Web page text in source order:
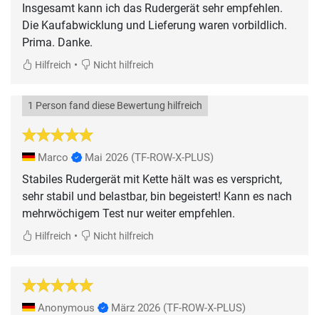
Insgesamt kann ich das Rudergerät sehr empfehlen.
Die Kaufabwicklung und Lieferung waren vorbildlich.
Prima. Danke.
Hilfreich • Nicht hilfreich
1 Person fand diese Bewertung hilfreich
Marco Mai 2026 (TF-ROW-X-PLUS)
Stabiles Rudergerät mit Kette hält was es verspricht,
sehr stabil und belastbar, bin begeistert! Kann es nach
mehrwöchigem Test nur weiter empfehlen.
Hilfreich • Nicht hilfreich
Anonymous März 2026 (TF-ROW-X-PLUS)